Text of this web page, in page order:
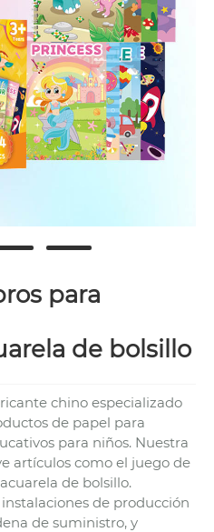
para
de bolsillo
chino especializado
de papel para
para niños. Nuestra
artículos como el juego de
de bolsillo.
de producción
de suministro, y